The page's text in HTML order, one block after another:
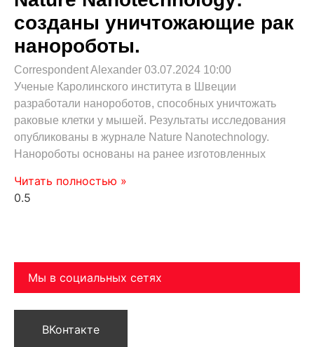
созданы уничтожающие рак
нанороботы.
Correspondent Alexander 03.07.2024 10:00
Ученые Каролинского института в Швеции
разработали нанороботов, способных уничтожать
раковые клетки у мышей. Результаты исследования
опубликованы в журнале Nature Nanotechnology.
Нанороботы основаны на ранее изготовленных
Читать полностью »
Мы в социальных сетях
ВКонтакте